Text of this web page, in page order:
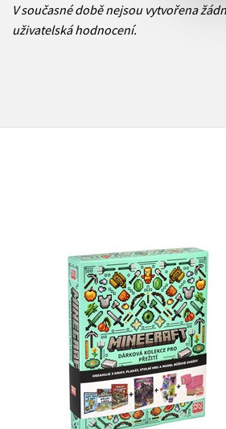
V současné době nejsou vytvořena
uživatelská hodnocení.
Minecraft - Dárková
kolekce pro přežití
Kolektiv
Do košíku